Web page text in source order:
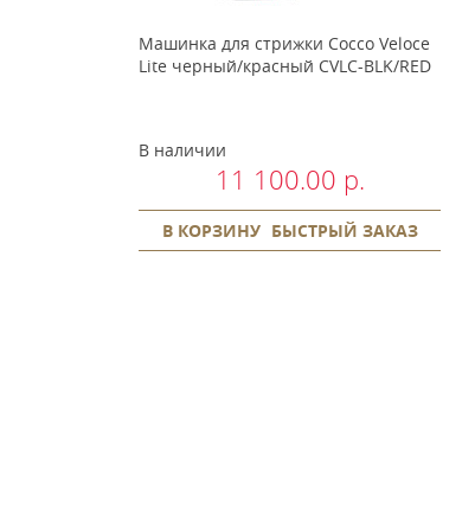
Машинка для стрижки Cocco Veloce
Lite черный/красный CVLC-BLK/RED
В наличии
11 100.00 р.
В КОРЗИНУ БЫСТРЫЙ ЗАКАЗ
Снято с производства
0.00 р.